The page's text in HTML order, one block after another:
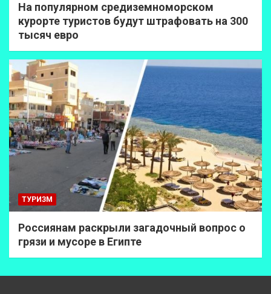
На популярном средиземноморском
курорте туристов будут штрафовать на 300
тысяч евро
ТУРИЗМ
Россиянам раскрыли загадочный вопрос о
грязи и мусоре в Египте